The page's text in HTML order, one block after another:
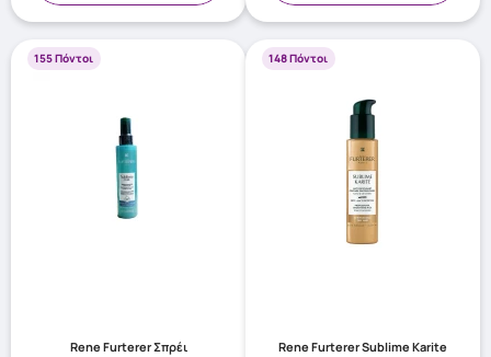
155 Πόντοι
Rene Furterer Σπρέι
148 Πόντοι
Rene Furterer Sublime Karite